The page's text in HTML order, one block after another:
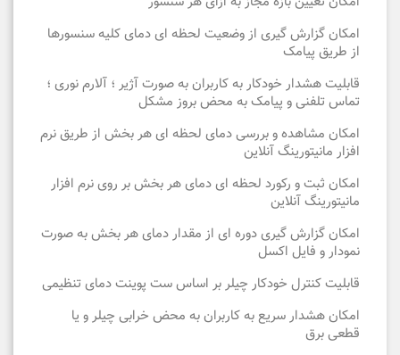
امکان گزارش گیری از وضعیت لحظه ای دمای کلیه سنسورها
از طریق پیامک
قابلیت هشدار خودکار به کاربران به صورت آژیر ؛ آلارم نوری ؛
تماس تلفنی و پیامک به محض بروز مشکل
امکان مشاهده و بررسی دمای لحظه ای هر بخش از طریق نرم
افزار مانیتورینگ آنلاین
امکان ثبت و رکورد لحظه ای دمای هر بخش بر روی نرم افزار
مانیتورینگ آنلاین
امکان گزارش گیری دوره ای از مقدار دمای هر بخش به صورت
نمودار و فایل اکسل
قابلیت کنترل خودکار چیلر بر اساس ست پوینت دمای تنظیمی
امکان هشدار سریع به کاربران به محض خرابی چیلر و یا
قطعی برق